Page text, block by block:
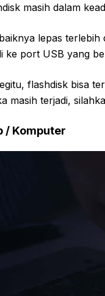
masih dalam
lepas
ke port USB yang
flashdisk bisa
masih terjadi,
/ Komputer